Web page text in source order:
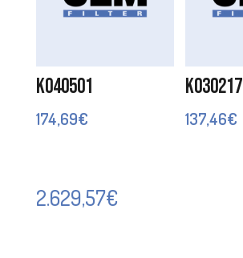
K040501
174,69€
K030217
137,46€
2.629,57€